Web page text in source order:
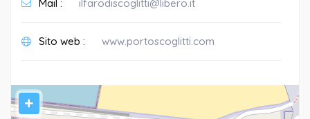
Mail : ilfarodiscoglitti@libero.it
Sito web : www.portoscoglitti.com
+